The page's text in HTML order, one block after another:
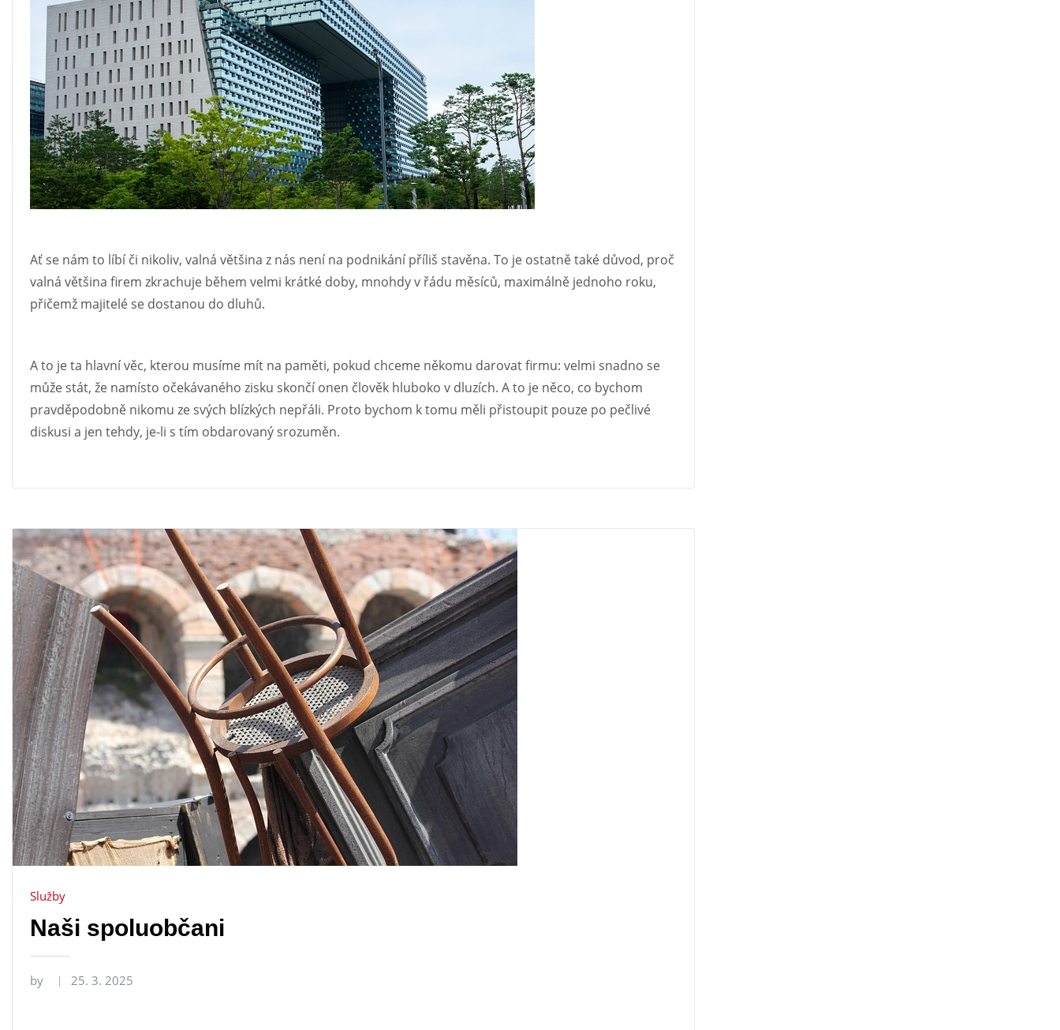
Ať se nám to líbí či nikoliv, valná většina z nás není na podnikání příliš stavěna. To je ostatně také důvod, proč
valná většina firem zkrachuje během velmi krátké doby, mnohdy v řádu měsíců, maximálně jednoho roku,
přičemž majitelé se dostanou do dluhů.
A to je ta hlavní věc, kterou musíme mít na paměti, pokud chceme někomu darovat firmu: velmi snadno se
může stát, že namísto očekávaného zisku skončí onen člověk hluboko v dluzích. A to je něco, co bychom
pravděpodobně nikomu ze svých blízkých nepřáli. Proto bychom k tomu měli přistoupit pouze po pečlivé
diskusi a jen tehdy, je-li s tím obdarovaný srozuměn.
Služby
Naši spoluobčani
by 25. 3. 2025